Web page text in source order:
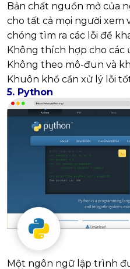
Bản chất nguồn mở của
cho tất cả mọi người xem
chóng tìm ra các lỗi để
Không thích hợp cho các
Không theo mô-đun và
Khuôn khổ cần xử lý lỗi
5. Python
Một ngôn ngữ lập trình